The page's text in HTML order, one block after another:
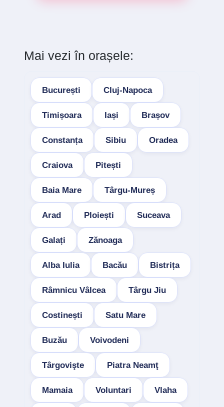
Mai vezi în orașele:
București Cluj-Napoca
Timișoara Iași Brașov
Constanța Sibiu Oradea
Craiova Pitești
Baia Mare Târgu-Mureș
Arad Ploiești Suceava
Galați Zănoaga
Alba Iulia Bacău Bistrița
Râmnicu Vâlcea Târgu Jiu
Costinești Satu Mare
Buzău Voivodeni
Târgovişte Piatra Neamţ
Mamaia Voluntari Vlaha